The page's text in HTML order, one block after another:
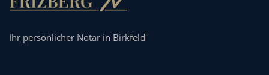
Ihr persönlicher Notar in Birkfeld